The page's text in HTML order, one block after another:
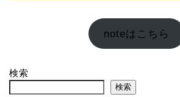
noteはこちら
検索
検索